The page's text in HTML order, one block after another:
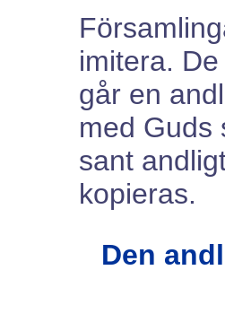
imitera.
går en
med Guds
sant
kopieras.
Den